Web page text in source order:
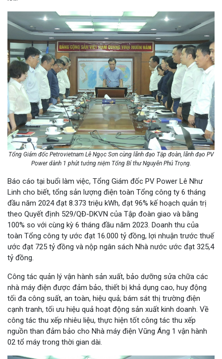
Tổng Giám đốc Petrovietnam Lê Ngọc Sơn cùng lãnh đạo Tập đoàn, lãnh đạo PV
Power dành 1 phút tưởng niệm Tổng Bí thư Nguyễn Phú Trọng.
Báo cáo tại buổi làm việc, Tổng Giám đốc PV Power Lê Như
Linh cho biết, tổng sản lượng điện toàn Tổng công ty 6 tháng
đầu năm 2024 đạt 8.373 triệu kWh, đạt 96% kế hoạch quản trị
theo Quyết định 529/QĐ-DKVN của Tập đoàn giao và bằng
100% so với cùng kỳ 6 tháng đầu năm 2023. Doanh thu của
toàn Tổng công ty ước đạt 16.000 tỷ đồng, lợi nhuận trước thuế
ước đạt 725 tỷ đồng và nộp ngân sách Nhà nước ước đạt 325,4
tỷ đồng.
Công tác quản lý vận hành sản xuất, bảo dưỡng sửa chữa các
nhà máy điện được đảm bảo, thiết bị khả dụng cao, huy động
tối đa công suất, an toàn, hiệu quả; bám sát thị trường điện
cạnh tranh, tối ưu hiệu quả hoạt động sản xuất kinh doanh. Về
công tác thu xếp nhiêu liệu, thực hiện tốt công tác thu xếp
nguồn than đảm bảo cho Nhà máy điện Vũng Áng 1 vận hành
02 tổ máy trong thời gian dài.